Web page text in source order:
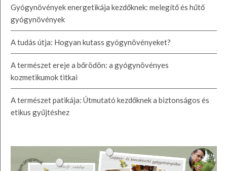
Gyógynövények energetikája kezdőknek: melegítő és hűtő
gyógynövények
A tudás útja: Hogyan kutass gyógynövényeket?
A természet ereje a bőrödön: a gyógynövényes
kozmetikumok titkai
A természet patikája: Útmutató kezdőknek a biztonságos és
etikus gyűjtéshez